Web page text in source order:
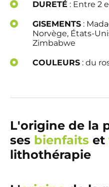
DURETÉ : Entre 2
GISEMENTS :
Norvège, États-
Zimbabwe
COULEURS : du
L'origine de la
ses bienfaits et
lithothérapie